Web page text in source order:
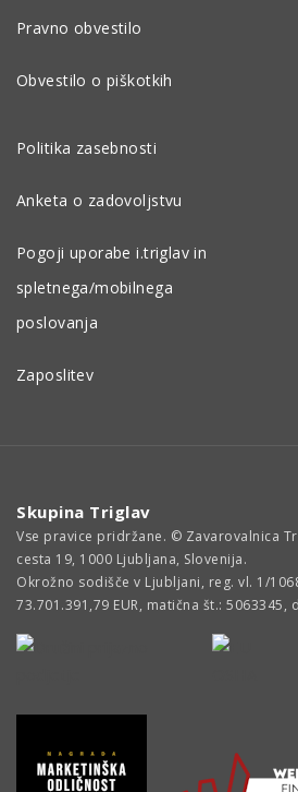
Pravno obvestilo
Obvestilo o piškotkih
Politika zasebnosti
Anketa o zadovoljstvu
Pogoji uporabe i.triglav in
spletnega/mobilnega
poslovanja
Zaposlitev
Skupina Triglav
Vse pravice pridržane. © Zavarovalnica
cesta 19, 1000 Ljubljana, Slovenija.
Okrožno sodišče v Ljubljani, reg. vl. 1/
73.701.391,79 EUR, matična št.: 5063345,